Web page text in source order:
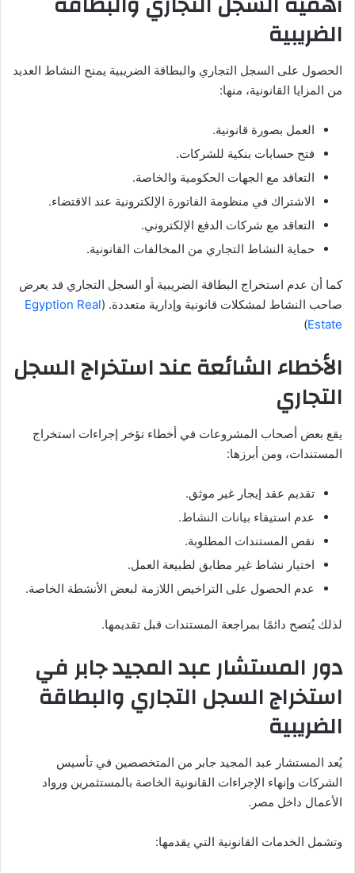
الضريبية
الحصول على السجل التجاري والبطاقة الضريبية يمنح النشاط العديد
من المزايا القانونية، منها:
العمل بصورة قانونية.
فتح حسابات بنكية للشركات.
التعاقد مع الجهات الحكومية والخاصة.
الاشتراك في منظومة الفاتورة الإلكترونية عند الاقتضاء.
التعاقد مع شركات الدفع الإلكتروني.
حماية النشاط التجاري من المخالفات القانونية.
كما أن عدم استخراج البطاقة الضريبية أو السجل التجاري قد يعرض
صاحب النشاط لمشكلات قانونية وإدارية متعددة. (Egyption Real
Estate
)
الأخطاء الشائعة عند استخراج السجل
التجاري
يقع بعض أصحاب المشروعات في أخطاء تؤخر إجراءات استخراج
المستندات، ومن أبرزها:
تقديم عقد إيجار غير موثق.
عدم استيفاء بيانات النشاط.
نقص المستندات المطلوبة.
اختيار نشاط غير مطابق لطبيعة العمل.
عدم الحصول على التراخيص اللازمة لبعض الأنشطة الخاصة.
لذلك يُنصح دائمًا بمراجعة المستندات قبل تقديمها.
دور المستشار عبد المجيد جابر في
استخراج السجل التجاري والبطاقة
الضريبية
يُعد المستشار عبد المجيد جابر من المتخصصين في تأسيس
الشركات وإنهاء الإجراءات القانونية الخاصة بالمستثمرين ورواد
الأعمال داخل مصر.
وتشمل الخدمات القانونية التي يقدمها: